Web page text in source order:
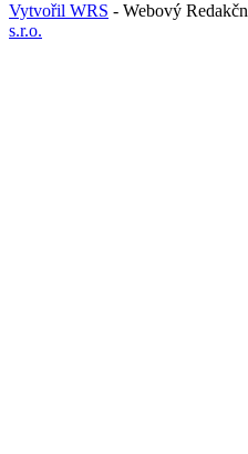
Vytvořil WRS - Webový
s.r.o.